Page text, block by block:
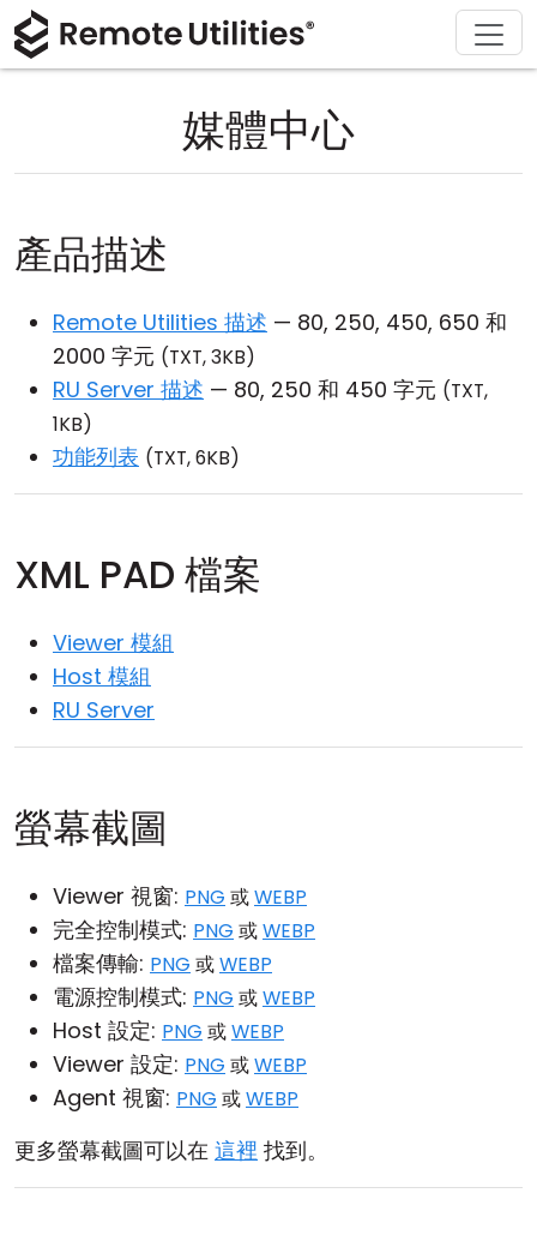
媒體中心
產品描述
Remote Utilities 描述 — 80, 250, 450, 650 和
2000 字元 (TXT, 3KB)
RU Server 描述 — 80, 250 和 450 字元 (TXT,
1KB)
功能列表 (TXT, 6KB)
XML PAD 檔案
Viewer 模組
Host 模組
RU Server
螢幕截圖
Viewer 視窗: PNG 或WEBP
完全控制模式: PNG 或WEBP
檔案傳輸: PNG 或WEBP
電源控制模式: PNG 或WEBP
Host 設定: PNG 或WEBP
Viewer 設定: PNG 或WEBP
Agent 視窗: PNG 或WEBP
更多螢幕截圖可以在 這裡 找到。
產品
版本說明
連接模式
無人值守訪問
活動目錄支援
雲端與內部部署
解決方案
教育與政府
資訊技術
下載
iOS/Android
購買
支援
關於